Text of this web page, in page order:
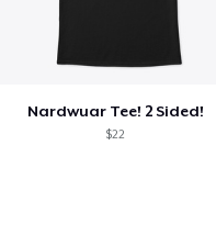
Nardwuar Tee! 2 Sided!
$22